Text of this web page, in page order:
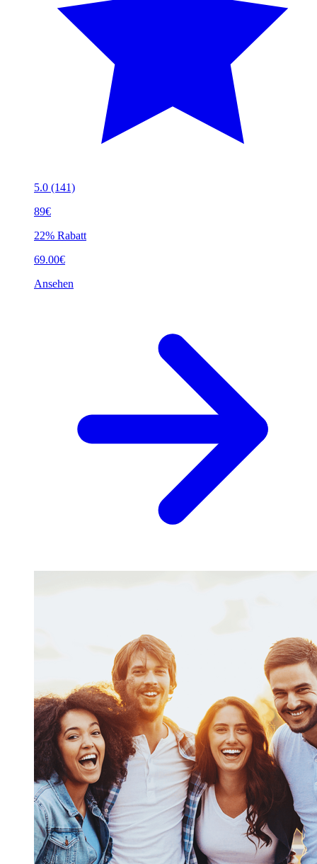
5.0 (141)
89€
22% Rabatt
69.00€
Ansehen